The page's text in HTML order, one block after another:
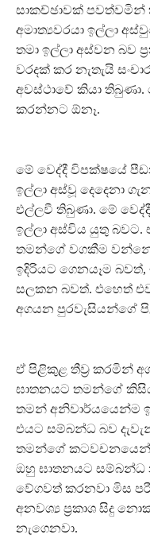
සාකච්ඡාවක් පවත්වමින්
අමාත්‍යවරයා ඉල්ලා
තමා ඉල්ලා අස්වන බව
වරදක් කර නැතැයි
අවස්ථාවේ කියා තිබුණා.
කරන්නට ඕනෑ.
මේ වෙද්දී විපක්ෂයේ
ඉල්ලා අස්වූ දෙදෙනා
එල්ලවී තිබුණා. මේ
ඉල්ලා අස්විය යුතු
තමන්ගේ වගකීම වන්නේ
ඉදිරියට ගෙනයෑම
සලකන බවත්. එහෙත්
අගයන පුරවැසියන්ගේ
ඒ පිළිකුළ තීව්‍ර කරමින්
ඝාතනයට තමන්ගේ
තමන් අනිවාර්යයෙන්ම
එයට සම්බන්ධ බව
තමන්ගේ කටවචනයෙන්
ඔහු ඝාතනයට සම්බන්ධ
වේගවත් කරනවා මිස
අනවශ්‍ය ප්‍රකාශ සිදු
නැගෙනවා.